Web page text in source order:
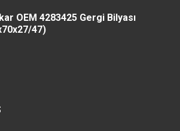
OEM 4283425 Gergi Bilyası
47)